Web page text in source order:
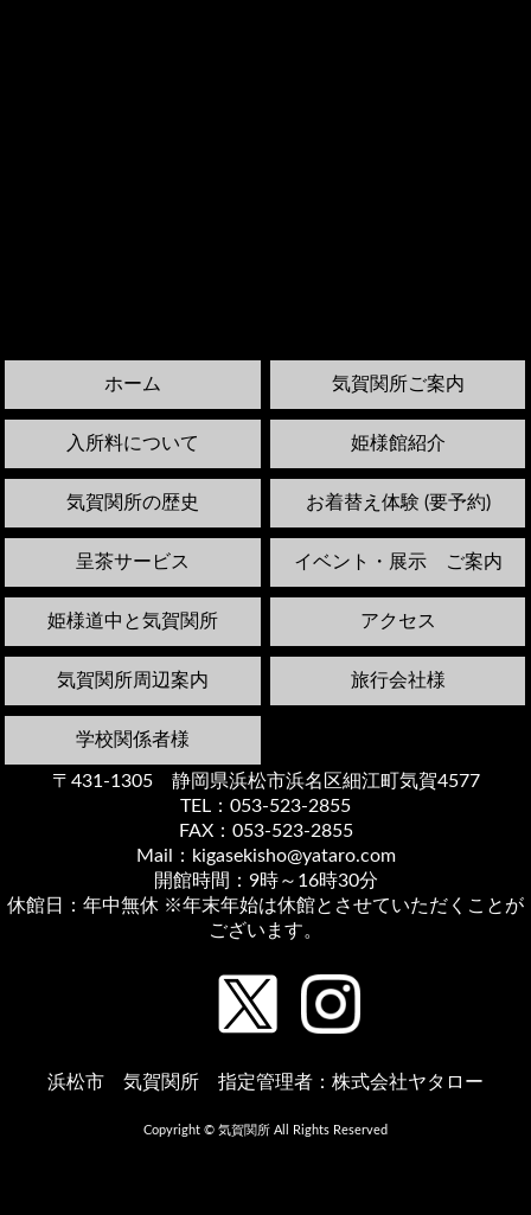
ホーム 気賀関所ご案内
入所料について 姫様館紹介
気賀関所の歴史 お着替え体験 (要予約)
呈茶サービス イベント・展示 ご案内
姫様道中と気賀関所 アクセス
気賀関所周辺案内 旅行会社様
学校関係者様
〒431-1305 静岡県浜松市浜名区細江町気賀4577
TEL：053-523-2855
FAX：053-523-2855
Mail：kigasekisho@yataro.com
開館時間：9時～16時30分
休館日：年中無休 ※年末年始は休館とさせていただくことが
ございます。
浜松市 気賀関所 指定管理者：株式会社ヤタロー
Copyright © 気賀関所 All Rights Reserved